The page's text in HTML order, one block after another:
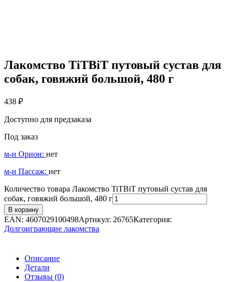
Лакомство TiTBiT путовый сустав для
собак, говяжий большой, 480 г
438 ₽
Доступно для предзаказа
Под заказ
м-н Орион: нет
м-н Пассаж: нет
Количество товара Лакомство TiTBiT путовый сустав для
собак, говяжий большой, 480 г
В корзину
EAN: 4607029100498Артикул: 26765Категория:
Долгоиграющие лакомства
Описание
Детали
Отзывы (0)